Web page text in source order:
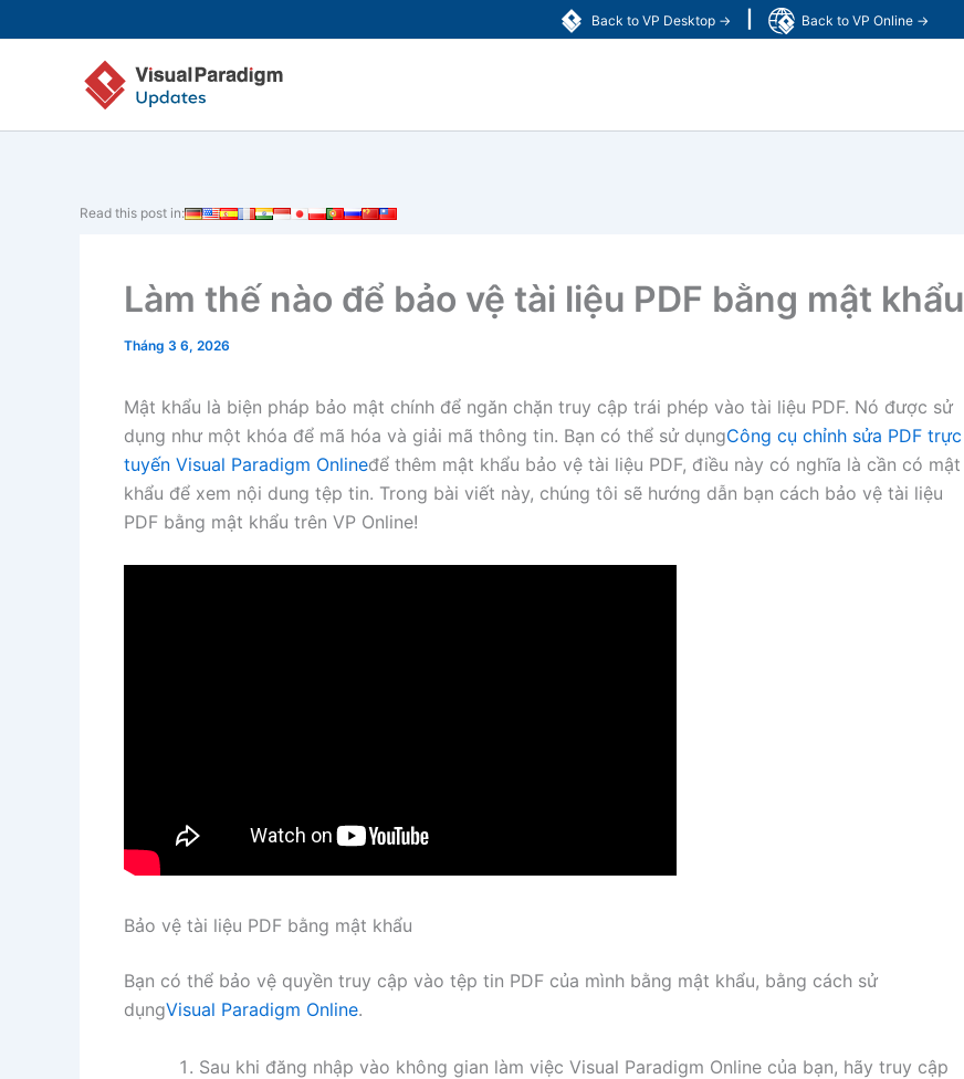
Back to VP Desktop → Back to VP Online →
tới
Read this post in:
Làm thế nào để bảo vệ tài liệu PDF bằng mật khẩu
Tháng 3 6, 2026
Mật khẩu là biện pháp bảo mật chính để ngăn chặn truy cập trái phép vào tài liệu PDF. Nó được sử
dụng như một khóa để mã hóa và giải mã thông tin. Bạn có thể sử dụngCông cụ chỉnh sửa PDF trực
tuyến Visual Paradigm Onlineđể thêm mật khẩu bảo vệ tài liệu PDF, điều này có nghĩa là cần có mật
khẩu để xem nội dung tệp tin. Trong bài viết này, chúng tôi sẽ hướng dẫn bạn cách bảo vệ tài liệu
PDF bằng mật khẩu trên VP Online!
Bảo vệ tài liệu PDF bằng mật khẩu
Bạn có thể bảo vệ quyền truy cập vào tệp tin PDF của mình bằng mật khẩu, bằng cách sử
dụngVisual Paradigm Online.
Sau khi đăng nhập vào không gian làm việc Visual Paradigm Online của bạn, hãy truy cập